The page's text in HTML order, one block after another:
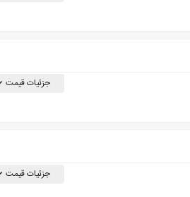
جزئیات قیمت
جزئیات قیمت